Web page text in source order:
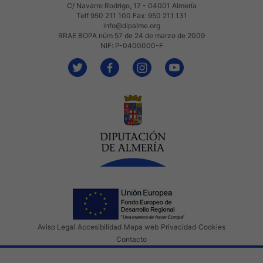
C/ Navarro Rodrigo, 17 - 04001 Almería
Telf 950 211 100 Fax: 950 211 131
info@dipalme.org
RRAE BOPA núm 57 de 24 de marzo de 2009
NIF: P-0400000-F
Aviso Legal Accesibilidad Mapa web Privacidad Cookies
Contacto